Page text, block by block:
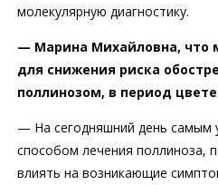
молекулярную диагностику.
— Марина Михайловна, что
для снижения риска
поллинозом, в период
— На сегодняшний день
способом лечения поллиноза,
влиять на возникающие